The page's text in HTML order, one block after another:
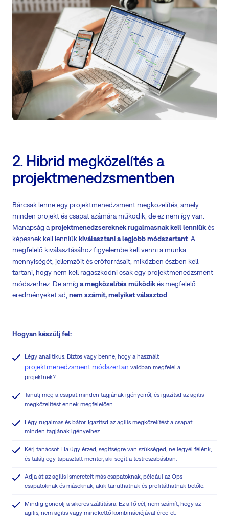
2. Hibrid megközelítés a
projektmenedzsmentben
Bárcsak lenne egy projektmenedzsment megközelítés, amely
minden projekt és csapat számára működik, de ez nem így van.
Manapság aprojektmenedzsereknek rugalmasnak kell lenniükés
képesnek kell lenniükkiválasztani a legjobb módszertant. A
megfelelő kiválasztásához figyelembe kell venni a munka
mennyiségét, jellemzőit és erőforrásait, miközben észben kell
tartani, hogy nem kell ragaszkodni csak egy projektmenedzsment
módszerhez. De amíg a megközelítés működikés megfelelő
eredményeket ad, nem számít, melyiket választod
Hogyan készülj fel:
Légy analitikus. Biztos vagy benne, hogy a használt
projektmenedzsment módszertan valóban megfelel a
projektnek?
Tanulj meg a csapat minden tagjának igényeiről, és igazítsd az agilis
megközelítést ennek megfelelően.
Légy rugalmas és bátor. Igazítsd az agilis megközelítést a csapat
minden tagjának igényeihez.
Kérj tanácsot. Ha úgy érzed, segítségre van szükséged, ne legyél félénk,
és találj egy tapasztalt mentor, aki segít a testreszabásban.
Adja át az agilis ismereteit más csapatoknak, például az Ops
csapatoknak és másoknak, akik tanulhatnak és profitálhatnak belőle.
Mindig gondolj a sikeres szállításra. Ez a fő cél, nem számít, hogy az
agilis, nem agilis vagy mindkettő kombinációjával éred el.